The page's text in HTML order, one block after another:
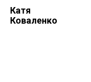
Катя
Коваленко